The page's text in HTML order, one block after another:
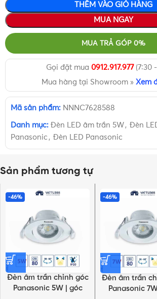
THÊM VÀO GIỎ HÀNG
MUA NGAY
MUA TRẢ GÓP 0%
Gọi đặt mua 0912.917.977(7:30
Mua hàng tại Showroom » Xem
Mã sản phẩm: NNNC7628588
Danh mục: Đèn LED âm trần 5W , Đèn
Panasonic , Đèn LED Panasonic
Sản phẩm tương tự
-46%
Đèn âm trần chỉnh góc
Panasonic 5W | góc
-46%
Đèn âm trần
Panasonic